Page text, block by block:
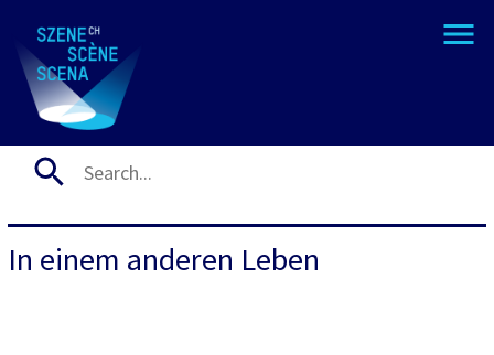
In einem anderen Leben